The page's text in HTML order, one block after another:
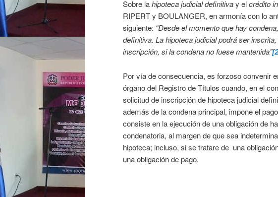
Sobre lahipoteca judicial definitivay elcrédito
RIPERT y BOULANGER, en armonía con lo
siguiente: “Desde el momento que hay
definitiva. La hipoteca judicial podrá ser
inscripción, si la condena no fuese mantenida”
Por vía de consecuencia, es forzoso convenir
órgano del Registro de Títulos cuando, en el
solicitud de inscripción de hipoteca judicial
además de la condena principal, impone el
consiste en la ejecución de una obligación de
condenatoria, al margen de que sea
hipoteca; incluso, si se tratare de una
una obligación de pago.